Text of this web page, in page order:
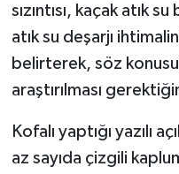
sızıntısı, kaçak atık
atık su deşarjı
belirterek, söz
araştırılması
Kofalı yaptığı yazılı
az sayıda çizgili
YAŞAM